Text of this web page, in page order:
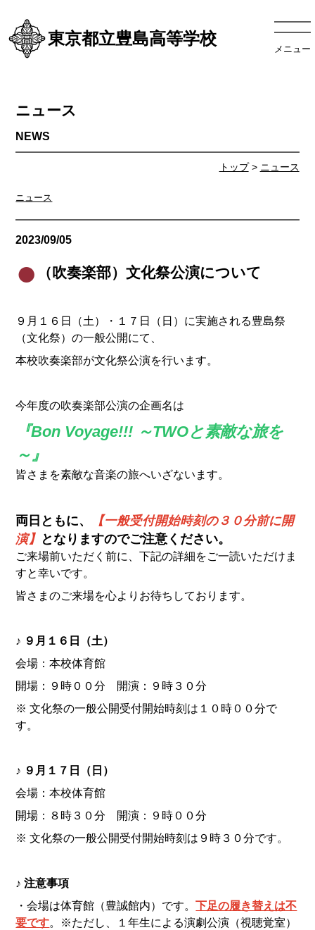
東京都立豊島高等学校
メニュー
トップ> ニュース
ニュース
ニュース
2023/09/05
（吹奏楽部）文化祭公演について
９月１６日（土）・１７日（日）に実施される豊島祭
（文化祭）の一般公開にて、
本校吹奏楽部が文化祭公演を行います。
今年度の吹奏楽部公演の企画名は
『Bon Voyage!!! ～TWOと素敵な旅を
～』
皆さまを素敵な音楽の旅へいざないます。
両日ともに、
【一般受付開始時刻の３０分前に開
演】 となりますのでご注意ください。
ご来場前いただく前に、下記の詳細をご一読いただけま
すと幸いです。
皆さまのご来場を心よりお待ちしております。
♪ ９月１６日（土）
会場：本校体育館
開場：９時００分 開演：９時３０分
※ 文化祭の一般公開受付開始時刻は１０時００分で
す。
♪ ９月１７日（日）
会場：本校体育館
開場：８時３０分 開演：９時００分
※ 文化祭の一般公開受付開始時刻は９時３０分です。
♪ 注意事項
・会場は体育館（豊誠館内）です。下足の履き替えは不
要です。※ただし、１年生による演劇公演（視聴覚室）